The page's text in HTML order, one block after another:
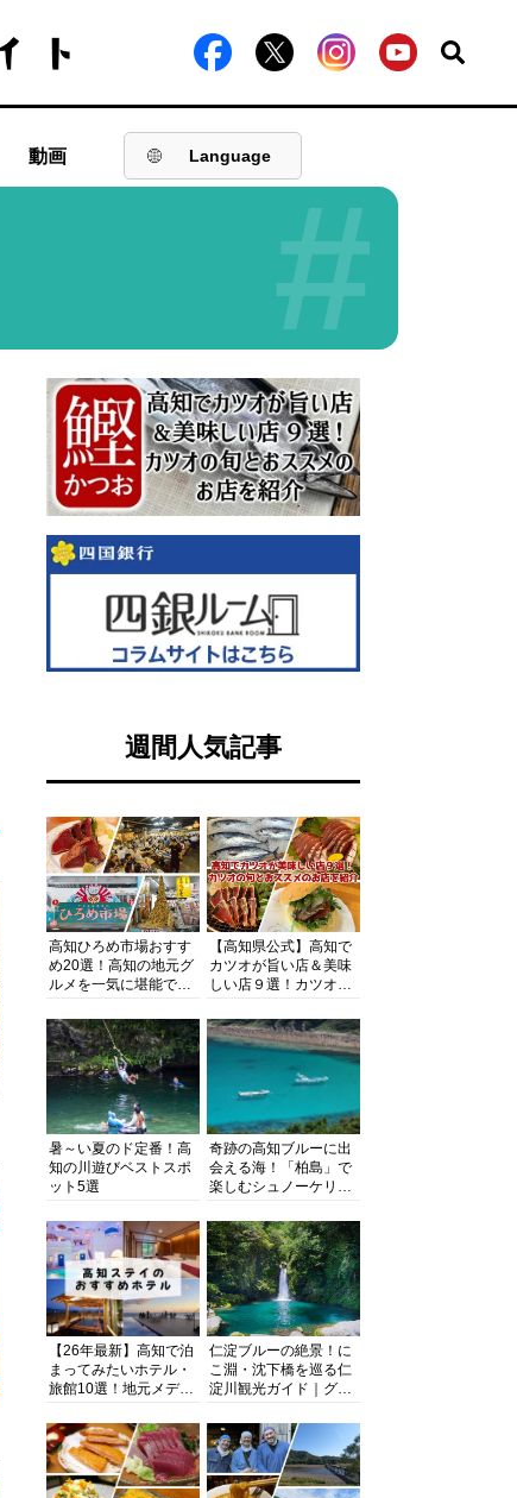
動画 Language
#
週間人気記事
高知ひろめ市場おすす
め20選！高知の地元グ
ルメを一気に堪能でき
底解剖
【高知県公式】高知で
カツオが旨い店＆美味
しい店９選！カツオの
紹介
暑～い夏のド定番！高
知の川遊びベストスポ
ット5選
奇跡の高知ブルーに出
会える海！「柏島」で
楽しむシュノーケリン
浴にキャンプまで透明
度抜群の海の楽園を徹
底紹介
【26年最新】高知で泊
まってみたいホテル・
旅館10選！地元メディ
厳選
仁淀ブルーの絶景！に
こ淵・沈下橋を巡る仁
淀川観光ガイド｜グル
まで完全網羅！